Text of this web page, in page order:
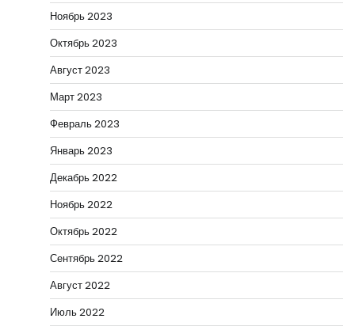
Ноябрь 2023
Октябрь 2023
Август 2023
Март 2023
Февраль 2023
Январь 2023
Декабрь 2022
Ноябрь 2022
Октябрь 2022
Сентябрь 2022
Август 2022
Июль 2022